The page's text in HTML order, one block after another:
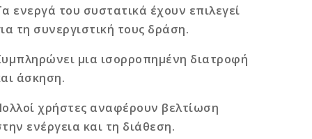
ενεργά του συστατικά έχουν επιλεγεί
τη συνεργιστική τους δράση.
μια ισορροπημένη διατροφή
άσκηση.
χρήστες αναφέρουν βελτίωση
ενέργεια και τη διάθεση.